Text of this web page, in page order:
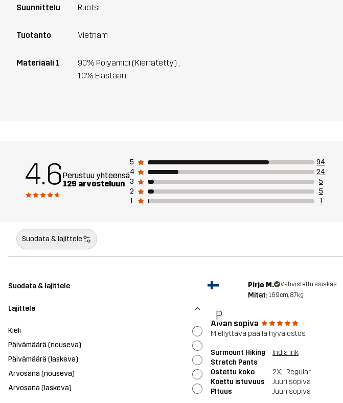
Suunnittelu Ruotsi
Tuotanto Vietnam
Materiaali 1
90% Polyamidi (Kierrätetty) ,
10% Elastaani
4.6Perustuu yhteensä
129 arvosteluun
5
94
4
24
3
5
2
5
1
1
Suodata & lajittele
Suodata & lajittele
Lajittele
Kieli
Päivämäärä (nouseva)
Päivämäärä (laskeva)
Arvosana (nouseva)
Arvosana (laskeva)
P
Pirjo M. Vahvistettu asiakas
Mitat: 169cm, 87kg
Aivan sopiva
Miellyttävä päällä hyvä ostos
Surmount Hiking
Stretch Pants
India Ink
Ostettu koko 2XL, Regular
Koettu istuvuus
Juuri sopiva
PItuus
Juuri sopiva